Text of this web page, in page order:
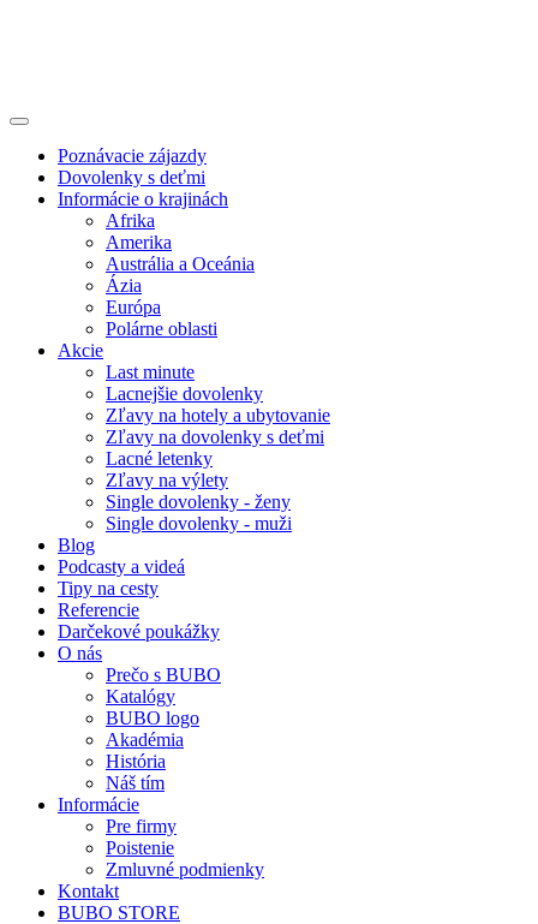
Poznávacie zájazdy
Dovolenky s deťmi
Informácie o krajinách
Afrika
Amerika
Austrália a Oceánia
Ázia
Európa
Polárne oblasti
Akcie
Last minute
Lacnejšie dovolenky
Zľavy na hotely a ubytovanie
Zľavy na dovolenky s deťmi
Lacné letenky
Zľavy na výlety
Single dovolenky - ženy
Single dovolenky - muži
Blog
Podcasty a videá
Tipy na cesty
Referencie
Darčekové poukážky
O nás
Prečo s BUBO
Katalógy
BUBO logo
Akadémia
História
Náš tím
Informácie
Pre firmy
Poistenie
Zmluvné podmienky
Kontakt
BUBO STORE